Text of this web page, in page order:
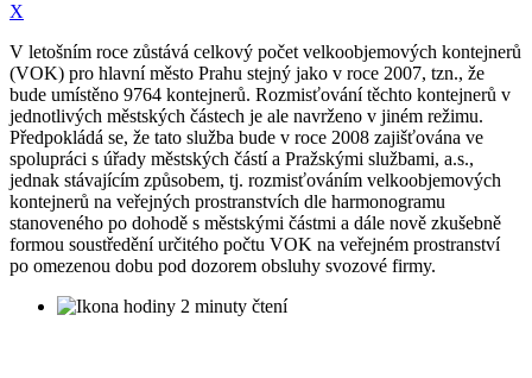
X
V letošním roce zůstává celkový počet velkoobjemových kontejnerů
(VOK) pro hlavní město Prahu stejný jako v roce 2007, tzn., že
bude umístěno 9764 kontejnerů. Rozmisťování těchto kontejnerů v
jednotlivých městských částech je ale navrženo v jiném režimu.
Předpokládá se, že tato služba bude v roce 2008 zajišťována ve
spolupráci s úřady městských částí a Pražskými službami, a.s.,
jednak stávajícím způsobem, tj. rozmisťováním velkoobjemových
kontejnerů na veřejných prostranstvích dle harmonogramu
stanoveného po dohodě s městskými částmi a dále nově zkušebně
formou soustředění určitého počtu VOK na veřejném prostranství
po omezenou dobu pod dozorem obsluhy svozové firmy.
2 minuty čtení